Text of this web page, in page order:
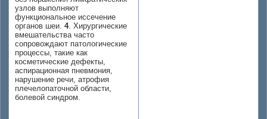
узлов выполняют
функциональное иссечение
органов шеи. 4. Хирургические
вмешательства часто
сопровождают патологические
процессы, такие как
косметические дефекты,
аспирационная пневмония,
нарушение речи, атрофия
плечелопаточной области,
болевой синдром.